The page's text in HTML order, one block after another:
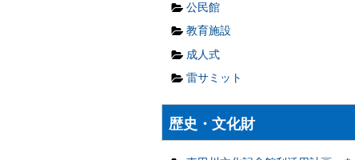
公民館
教育施設
成人式
雷サミット
歴史・文化財